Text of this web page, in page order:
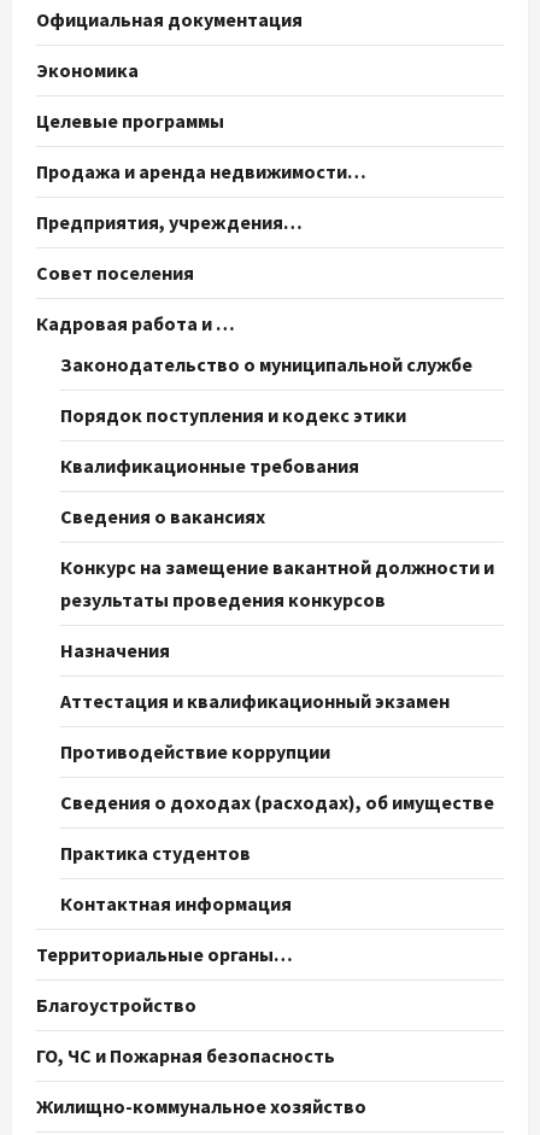
Официальная документация
Экономика
Целевые программы
Продажа и аренда недвижимости…
Предприятия, учреждения…
Совет поселения
Кадровая работа и …
Законодательство о муниципальной службе
Порядок поступления и кодекс этики
Квалификационные требования
Сведения о вакансиях
Конкурс на замещение вакантной должности и
результаты проведения конкурсов
Назначения
Аттестация и квалификационный экзамен
Противодействие коррупции
Сведения о доходах (расходах), об имуществе
Практика студентов
Контактная информация
Территориальные органы…
Благоустройство
ГО, ЧС и Пожарная безопасность
Жилищно-коммунальное хозяйство